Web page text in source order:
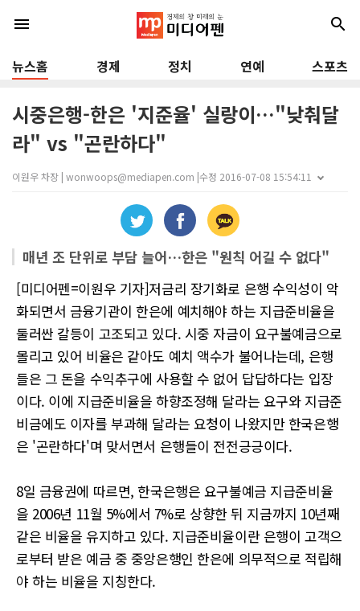
menu search
뉴스홈 경제 정치 연예 스포츠
시중은행-한은 '지준율' 실랑이…"낮춰달
라" vs "곤란하다"
이원우 차장 | wonwoops@mediapen.com |수정 2016-07-08 15:54:11
매년 조 단위로 부담 늘어…한은 "원칙 어길 수 없다"
[미디어펜=이원우 기자]저금리 장기화로 은행 수익성이 악
화되면서 금융기관이 한은에 예치해야 하는 지급준비율을
둘러싼 갈등이 고조되고 있다. 시중 자금이 요구불예금으로
몰리고 있어 비율은 같아도 예치 액수가 불어나는데, 은행
들은 그 돈을 수익추구에 사용할 수 없어 답답하다는 입장
이다. 이에 지급준비율을 하향조정해 달라는 요구와 지급준
비금에도 이자를 부과해 달라는 요청이 나왔지만 한국은행
은 '곤란하다'며 맞서면서 은행들이 전전긍긍이다.
8일 금융권에 따르면, 한국은행은 요구불예금 지급준비율
을 2006년 11월 5%에서 7%로 상향한 뒤 지금까지 10년째
같은 비율을 유지하고 있다. 지급준비율이란 은행이 고객으
로부터 받은 예금 중 중앙은행인 한은에 의무적으로 적립해
야 하는 비율을 지칭한다.